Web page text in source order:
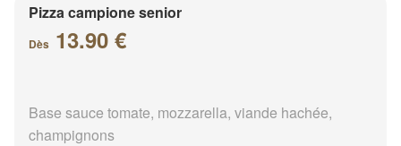
Pizza campione senior
Dès 13.90 €
Base sauce tomate, mozzarella, viande hachée,
champignons